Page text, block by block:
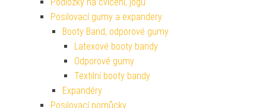
Podložky na cvičení, jógu
Posilovací gumy a expandery
Booty Band, odporové gumy
Latexové booty bandy
Odporové gumy
Textilní booty bandy
Expandéry
Posilovací pomůcky